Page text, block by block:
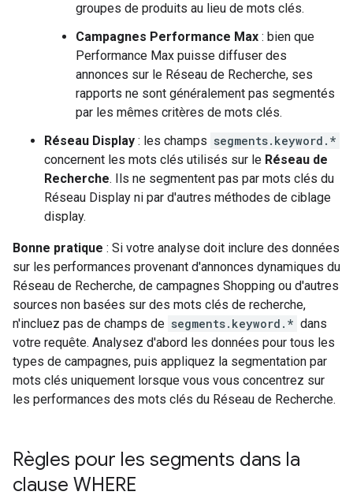
groupes de produits au lieu de mots clés.
Campagnes Performance Max : bien que
Performance Max puisse diffuser des
annonces sur le Réseau de Recherche, ses
rapports ne sont généralement pas segmentés
par les mêmes critères de mots clés.
Réseau Display : les champs segments.keyword.*
concernent les mots clés utilisés sur le Réseau de
Recherche. Ils ne segmentent pas par mots clés du
Réseau Display ni par d'autres méthodes de ciblage
display.
Bonne pratique : Si votre analyse doit inclure des données
sur les performances provenant d'annonces dynamiques du
Réseau de Recherche, de campagnes Shopping ou d'autres
sources non basées sur des mots clés de recherche,
n'incluez pas de champs de segments.keyword.* dans
votre requête. Analysez d'abord les données pour tous les
types de campagnes, puis appliquez la segmentation par
mots clés uniquement lorsque vous vous concentrez sur
les performances des mots clés du Réseau de Recherche.
Règles pour les segments dans la
clause WHERE